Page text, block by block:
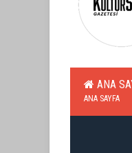
ANA
ANA SAYFA